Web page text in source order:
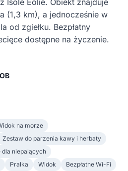
(1,3 km), a jednocześnie w
od zgiełku. Bezpłatny
dostępne na życzenie.
na morze
Zestaw do parzenia kawy i herbaty
dla niepalących
Pralka Widok
Bezpłatne Wi-Fi